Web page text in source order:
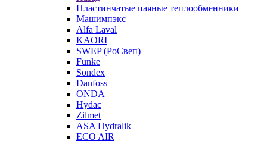
Пластинчатые паяные теплообменники
Машимпэкс
Alfa Laval
KAORI
SWEP (РоСвеп)
Funke
Sondex
Danfoss
ONDA
Hydac
Zilmet
ASA Hydralik
ECO AIR